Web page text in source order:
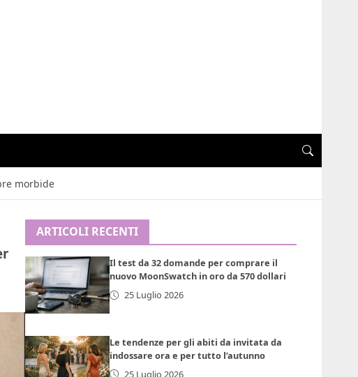
morbide
ARTICOLI RECENTI
Il test da 32 domande per comprare il
nuovo MoonSwatch in oro da 570 dollari
25 Luglio 2026
Le tendenze per gli abiti da invitata da
indossare ora e per tutto l’autunno
25 Luglio 2026